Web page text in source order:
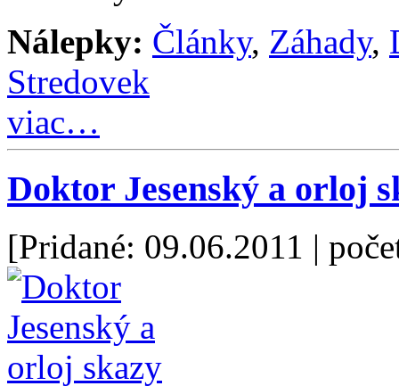
Nálepky: Články, Záhady,
Stredovek
viac…
Doktor Jesenský a orloj
[Pridané: 09.06.2011 |